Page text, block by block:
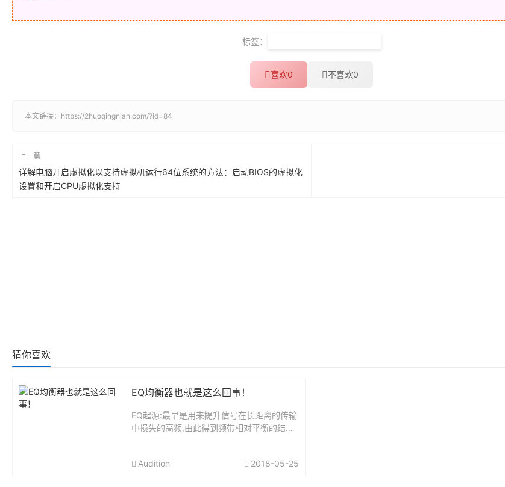
标签：
喜欢0 不喜欢0
本文链接： https://2huoqingnian.com/?id=84
上一篇
详解电脑开启虚拟化以支持虚拟机运行64位系统的方法：启动BIOS的虚拟化
设置和开启CPU虚拟化支持
猜你喜欢
EQ均衡器也就是这么回事！
EQ起源:最早是用来提升信号在长距离的传输
中损失的高频,由此得到频带相对平衡的结果,
声音特定频带的音量,而不影响其他...
Audition 2018-05-25